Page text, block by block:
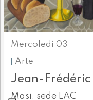
Mercoledì 03
Arte
Jean-Frédéric
Masi, sede LAC